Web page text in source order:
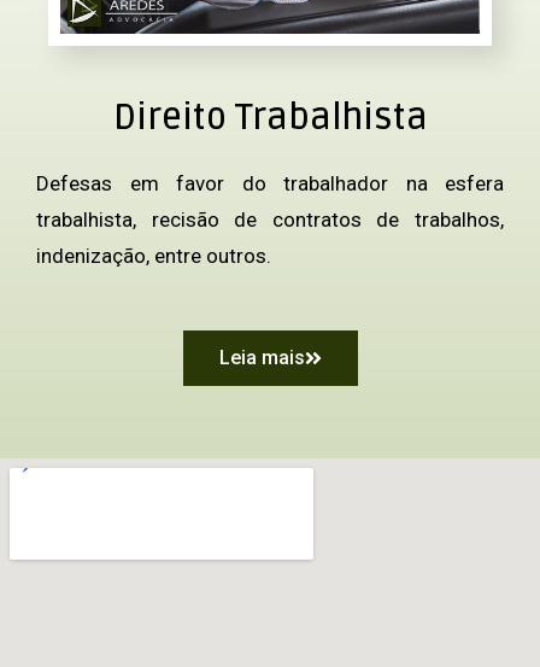
Direito Trabalhista
Defesas em favor do trabalhador na esfera
trabalhista, recisão de contratos de trabalhos,
indenização, entre outros.
Leia mais